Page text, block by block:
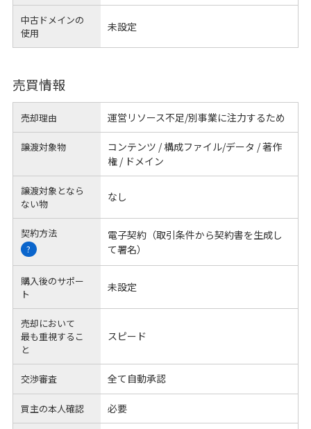
中古ドメインの
使用
未設定
売買情報
売却理由 運営リソース不足/別事業に注力するため
譲渡対象物
コンテンツ / 構成ファイル/データ / 著作
権 / ドメイン
譲渡対象となら
ない物
なし
契約方法
?
電子契約（取引条件から契約書を生成し
て署名）
購入後のサポー
ト
未設定
売却において
最も重視するこ
と
スピード
交渉審査 全て自動承認
買主の本人確認 必要